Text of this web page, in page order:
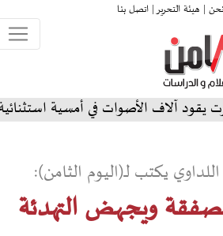
| هيئة التحرير |اتصل بنا
في أمسية استثنائية على المسرح
يكتب لـ(اليوم الثامن):
ويجهض التهدئة